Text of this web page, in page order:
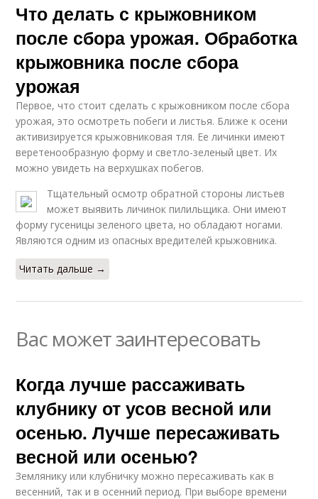
Что делать с крыжовником
после сбора урожая. Обработка
крыжовника после сбора
урожая
Первое, что стоит сделать с крыжовником после сбора
урожая, это осмотреть побеги и листья. Ближе к осени
активизируется крыжовниковая тля. Ее личинки имеют
веретенообразную форму и светло-зеленый цвет. Их
можно увидеть на верхушках побегов.
Тщательный осмотр обратной стороны листьев
может выявить личинок пилильщика. Они имеют
форму гусеницы зеленого цвета, но обладают ногами.
Являются одним из опасных вредителей крыжовника.
Читать дальше →
Вас может заинтересовать
Когда лучше рассаживать
клубнику от усов весной или
осенью. Лучше пересаживать
весной или осенью?
Землянику или клубничку можно пересаживать как в
весенний, так и в осенний период. При выборе времени